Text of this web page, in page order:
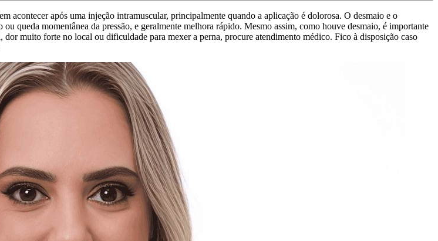
acontecer após uma injeção intramuscular, principalmente quando a aplicação é dolorosa. O desmaio e o
queda momentânea da pressão, e geralmente melhora rápido. Mesmo assim, como houve desmaio, é importante
muito forte no local ou dificuldade para mexer a perna, procure atendimento médico. Fico à disposição caso